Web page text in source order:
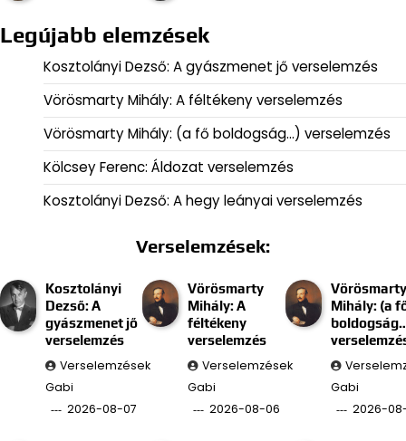
Legújabb elemzések
Kosztolányi Dezső: A gyászmenet jő verselemzés
Vörösmarty Mihály: A féltékeny verselemzés
Vörösmarty Mihály: (a fő boldogság…) verselemzés
Kölcsey Ferenc: Áldozat verselemzés
Kosztolányi Dezső: A hegy leányai verselemzés
Verselemzések:
Kosztolányi
Dezső: A
gyászmenet jő
verselemzés
Verselemzések
Gabi
2026-08-07
Vörösmarty
Mihály: A
féltékeny
verselemzés
Verselemzések
Gabi
2026-08-06
Vörösmarty
Mihály: (a
Gabi
2026-